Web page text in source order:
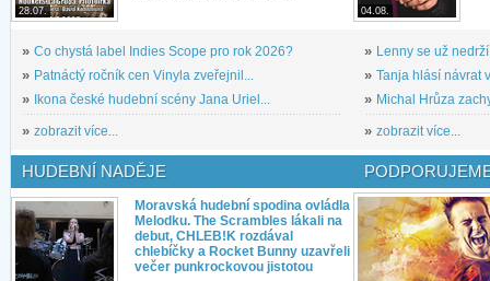
28.07.
» Co chystá label Indies Scope pro rok 2026?
» Patnáctý ročník cen Vinyla zveřejnil...
»
Ikona české hudební scény Jana Uriel...
» zobrazit více...
04.08.
» Lenny se už
» Tanja hlásí návrat
» Michal Hrůza
» zobrazit více...
HUDEBNÍ NADĚJE
Moravská hudební spodina ovládla
Melodku. The Scrambles lákali na
debut, CHLEB!K rozdával
chlebíčky a Rocket Bunny uzavřeli
večer punkrockovou jistotou